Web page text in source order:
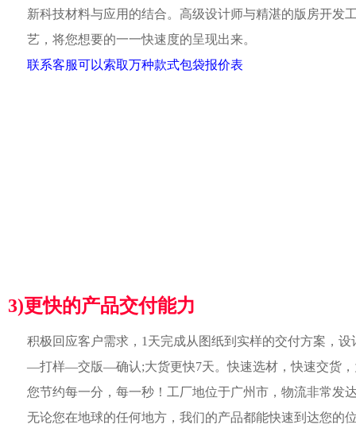
新科技材料与应用的结合。高级设计师与精湛的版房开发
艺，将您想要的一一快速度的呈现出来。
联系客服可以索取万种款式包袋报价表
3)更快的产品交付能力
积极回应客户需求，1天完成从图纸到实样的交付方案，设
—打样—交版—确认;大货更快7天。快速选材，快速交货
您节约每一分，每一秒！工厂地位于广州市，物流非常发
无论您在地球的任何地方，我们的产品都能快速到达您的